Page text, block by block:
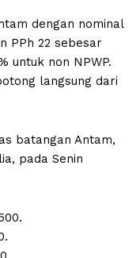
dengan nominal
PPh 22 sebesar
untuk non NPWP.
langsung dari
batangan Antam,
pada Senin